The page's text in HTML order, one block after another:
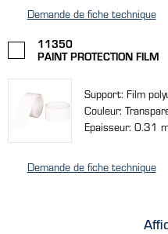
Demande de fiche technique
11350
PAINT PROTECTION FILM
Support: Film
Couleur:
Epaisseur: 0.31
Demande de fiche technique